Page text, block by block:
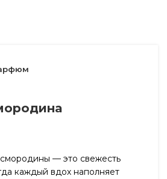
— это свежесть
каждый вдох наполняет